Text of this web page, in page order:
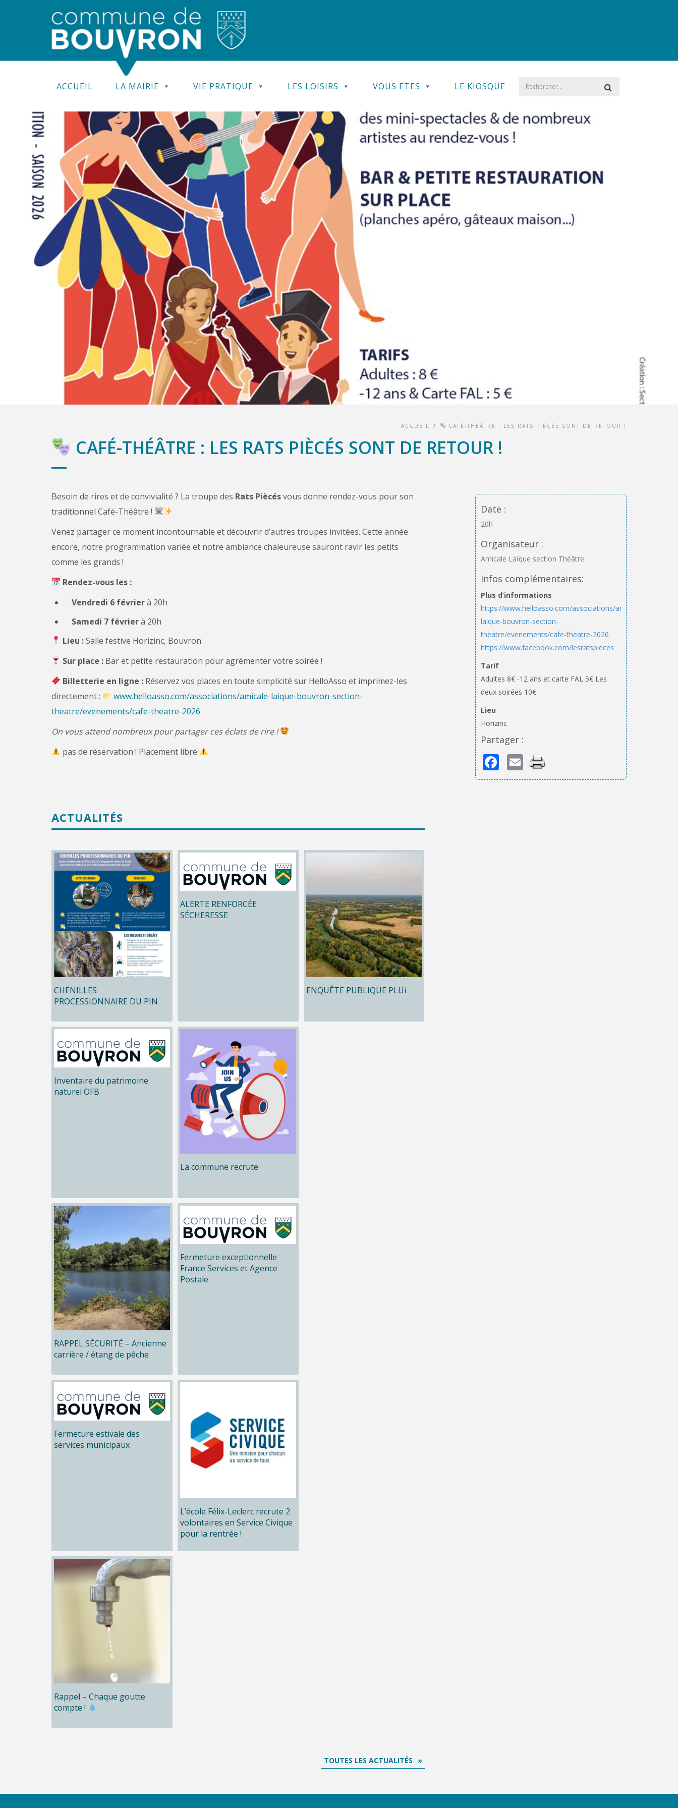
ACCUEIL LA MAIRIE VIE PRATIQUE LES LOISIRS VOUS ETES LE KIOSQUE
ACCUEIL / CAFÉ-THÉÂTRE : LES RATS PIÈCÉS SONT DE RETOUR !
CAFÉ-THÉÂTRE : LES RATS PIÈCÉS SONT DE RETOUR !
Besoin de rires et de convivialité ? La troupe des Rats Piècésvous donne rendez-vous pour son
traditionnel Café-Théâtre !
Venez partager ce moment incontournable et découvrir d’autres troupes invitées. Cette année
encore, notre programmation variée et notre ambiance chaleureuse sauront ravir les petits
comme les grands !
Rendez-vous les :
Vendredi 6 févrierà 20h
Samedi 7 févrierà 20h
Lieu :Salle festive Horizinc, Bouvron
Sur place : Bar et petite restauration pour agrémenter votre soirée !
Billetterie en ligne : Réservez vos places en toute simplicité sur HelloAsso et imprimez-les
directement :
www.helloasso.com/associations/amicale-laique-bouvron-section-
theatre/evenements/cafe-theatre-2026
On vous attend nombreux pour partager ces éclats de rire !
pas de réservation ! Placement libre
Date :
20h
Organisateur :
Amicale Laïque section Théâtre
Infos complémentaires:
Plus d’informations
https://www.helloasso.com/associations/amicale-
laique-bouvron-section-
theatre/evenements/cafe-theatre-2026
https://www.facebook.com/lesratspieces
Tarif
Adultes 8€ -12 ans et carte FAL 5€ Les
deux soirées 10€
Lieu
Horizinc
Partager :
Facebook
Email
ACTUALITÉS
CHENILLES
PROCESSIONNAIRE DU PIN
ALERTE RENFORCÉE
SÉCHERESSE
ENQUÊTE PUBLIQUE PLUi
Inventaire du patrimoine
naturel OFB
La commune recrute
RAPPEL SÉCURITÉ – Ancienne
carrière / étang de pêche
Fermeture exceptionnelle
France Services et Agence
Postale
Fermeture estivale des
services municipaux
L’école Félix-Leclerc recrute 2
volontaires en Service Civique
pour la rentrée !
Rappel – Chaque goutte
compte !
TOUTES LES ACTUALITÉS